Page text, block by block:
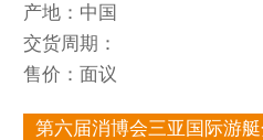
产地：中国
交货周期：
售价：面议
第六届消博会三亚国际游